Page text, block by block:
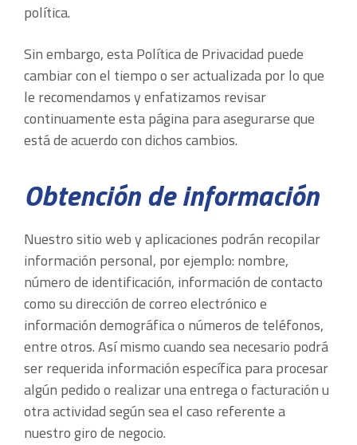
política.
Sin embargo, esta Política de Privacidad puede
cambiar con el tiempo o ser actualizada por lo que
le recomendamos y enfatizamos revisar
continuamente esta página para asegurarse que
está de acuerdo con dichos cambios.
Obtención de información
Nuestro sitio web y aplicaciones podrán recopilar
información personal, por ejemplo: nombre,
número de identificación, información de contacto
como su dirección de correo electrónico e
información demográfica o números de teléfonos,
entre otros. Así mismo cuando sea necesario podrá
ser requerida información específica para procesar
algún pedido o realizar una entrega o facturación u
otra actividad según sea el caso referente a
nuestro giro de negocio.